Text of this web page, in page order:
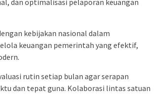
dan optimalisasi pelaporan keuangan
kebijakan nasional dalam
keuangan pemerintah yang efektif,
rutin setiap bulan agar serapan
dan tepat guna. Kolaborasi lintas satuan